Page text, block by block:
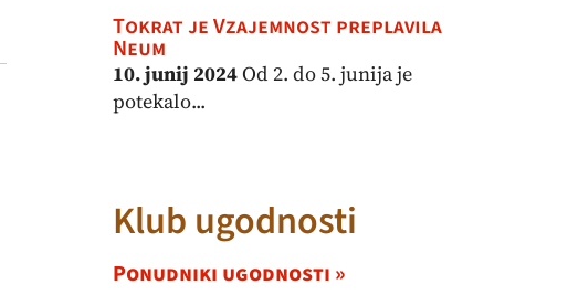
Tokrat je Vzajemnost preplavila
Neum
10. junij 2024Od 2. do 5. junija je
potekalo...
Klub ugodnosti
Ponudniki ugodnosti »